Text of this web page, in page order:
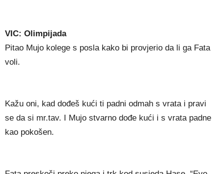
VIC: Olimpijada
Pitao Mujo kolege s posla kako bi provjerio da li ga Fata
voli.
Kažu oni, kad dođeš kući ti padni odmah s vrata i pravi
se da si mr.tav. I Mujo stvarno dođe kući i s vrata padne
kao pokošen.